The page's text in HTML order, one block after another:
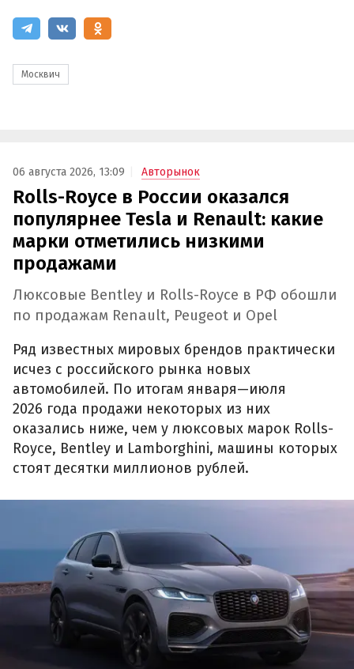
Москвич
06 августа 2026, 13:09 Авторынок
Rolls-Royce в России оказался
популярнее Tesla и Renault: какие
марки отметились низкими
продажами
Люксовые Bentley и Rolls-Royce в РФ обошли
по продажам Renault, Peugeot и Opel
Ряд известных мировых брендов практически
исчез с российского рынка новых
автомобилей. По итогам января—июля
2026 года продажи некоторых из них
оказались ниже, чем у люксовых марок Rolls-
Royce, Bentley и Lamborghini, машины которых
стоят десятки миллионов рублей.